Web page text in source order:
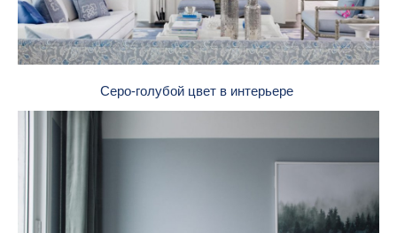
Серо-голубой цвет в интерьере